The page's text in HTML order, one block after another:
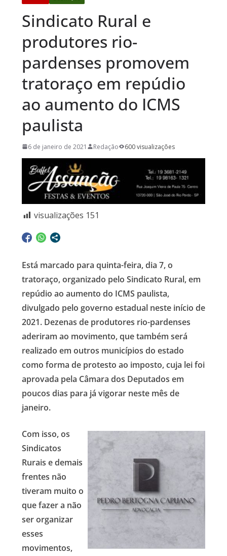
Sindicato Rural e
produtores rio-
pardenses promovem
tratoraço em repúdio
ao aumento do ICMS
paulista
6 de janeiro de 2021 Redação 600 visualizações
visualizações 151
Está marcado para quinta-feira, dia 7, o
tratoraço, organizado pelo Sindicato Rural, em
repúdio ao aumento do ICMS paulista,
divulgado pelo governo estadual neste início de
2021. Dezenas de produtores rio-pardenses
aderiram ao movimento, que também será
realizado em outros municípios do estado
como forma de protesto ao imposto, cuja lei foi
aprovada pela Câmara dos Deputados em
poucos dias para já vigorar neste mês de
janeiro.
Com isso, os
Sindicatos
Rurais e demais
frentes não
tiveram muito o
que fazer a não
ser organizar
esses
movimentos,